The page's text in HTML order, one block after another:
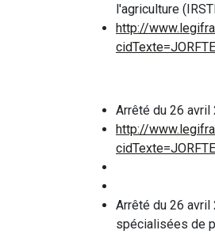
l'agriculture
http://
Arrêté du 26
http://
Arrêté du 26
spécialisées de